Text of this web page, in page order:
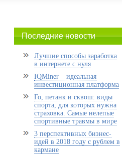
Последние новости
Лучшие способы заработка
в интернете с нуля
IQMiner – идеальная
инвестиционная платформа
Го, петанк и сквош: виды
спорта, для которых нужна
страховка. Самые нелепые
спортивные травмы в мире
3 перспективных бизнес-
идей в 2018 году с рублем в
кармане